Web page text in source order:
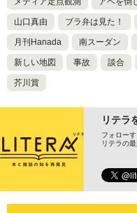
山口真由 ブラ弁は見た！
月刊Hanada 南スーダン
新しい地図 事故 談合
芥川賞
リテラ
フォロー
リテラの